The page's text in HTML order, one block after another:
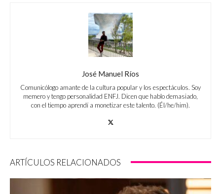
José Manuel Ríos
Comunicólogo amante de la cultura popular y los espectáculos. Soy
memero y tengo personalidad ENFJ. Dicen que hablo demasiado,
con el tiempo aprendí a monetizar este talento. (Él/he/him).
ARTÍCULOS RELACIONADOS